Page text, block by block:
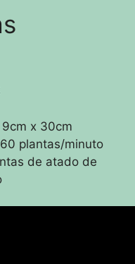
x 30cm
plantas/minuto
de atado de